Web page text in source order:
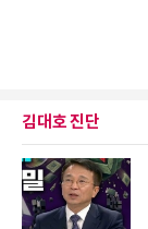
김대호 진단